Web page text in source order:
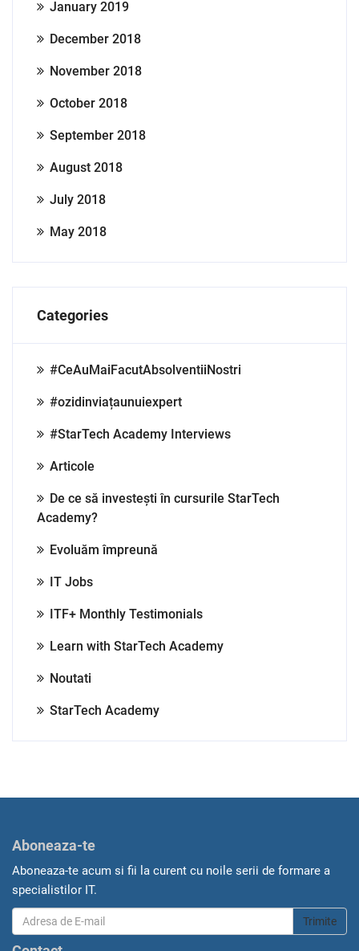
January 2019
December 2018
November 2018
October 2018
September 2018
August 2018
July 2018
May 2018
Categories
#CeAuMaiFacutAbsolventiiNostri
#ozidinviațaunuiexpert
#StarTech Academy Interviews
Articole
De ce să investești în cursurile StarTech
Academy?
Evoluăm împreună
IT Jobs
ITF+ Monthly Testimonials
Learn with StarTech Academy
Noutati
StarTech Academy
Aboneaza-te
Aboneaza-te acum si fii la curent cu noile serii de formare a
specialistilor IT.
Trimite